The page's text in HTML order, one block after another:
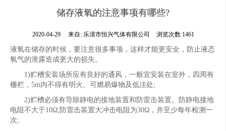
储存液氧的注意事项有哪些?
2020-04-29 来自: 乐清市恒兴气体有限公司 浏览次数:1461
液氧在储存的时候，要注意很多事项，这样才能更安全，防止液态
氧气的泄露造成更大的损失。
1)贮槽安装场所应有良好的通风，一般宜安装在室外，四周有
栅栏，5m内不得有明火、可燃易爆物及低洼处;
2)贮槽必须有导除静电的接地装置和防雷击装置。防静电接地
电阻不大于10Ω;防雷击装置大冲击电阻为30Ω，并至少每年检测一
次;